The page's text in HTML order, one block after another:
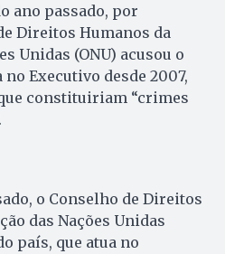
ano passado, por
Direitos Humanos da
Unidas (ONU) acusou o
Executivo desde 2007,
constituiriam “crimes
o Conselho de Direitos
das Nações Unidas
país, que atua no